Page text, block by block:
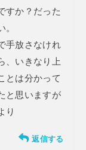
すか？だった
手放さなけれ
、いきなり上
とは分かって
と思いますが
り
返信する